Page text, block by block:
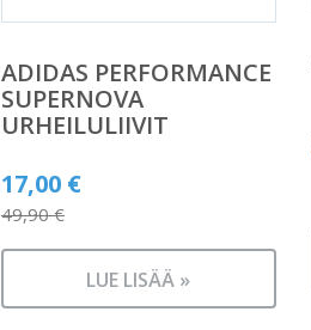
ADIDAS PERFORMANCE
SUPERNOVA
URHEILULIIVIT
49,90€
Alkuperäinen
hinta
oli:
17,00 €
Nykyinen
on:
LUE LISÄÄ »